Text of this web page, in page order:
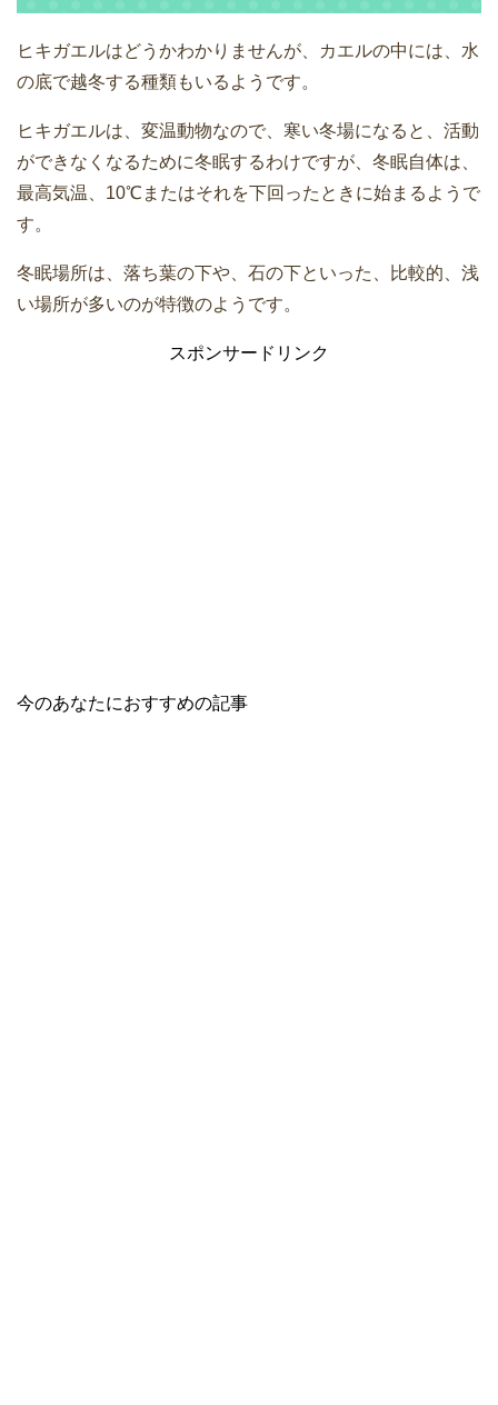
ヒキガエルはどうかわかりませんが、カエルの中には、水
の底で越冬する種類もいるようです。
ヒキガエルは、変温動物なので、寒い冬場になると、活動
ができなくなるために冬眠するわけですが、冬眠自体は、
最高気温、10℃またはそれを下回ったときに始まるようで
す。
冬眠場所は、落ち葉の下や、石の下といった、比較的、浅
い場所が多いのが特徴のようです。
スポンサードリンク
今のあなたにおすすめの記事